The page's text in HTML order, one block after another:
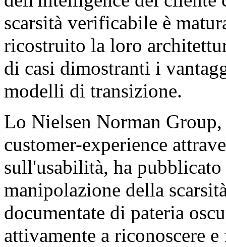
scarsità verificabile è
ricostruito la loro
di casi dimostranti i
modelli di transizione.
Lo Nielsen Norman
customer-experience
sull'usabilità, ha
manipolazione della
documentate di pateria
attivamente a riconoscere